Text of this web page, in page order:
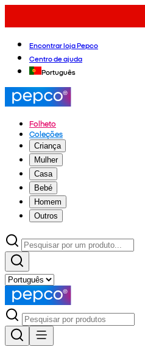
Encontrar loja Pepco
Centro de ajuda
Português
Folheto
Coleções
Criança
Mulher
Casa
Bebé
Homem
Outros